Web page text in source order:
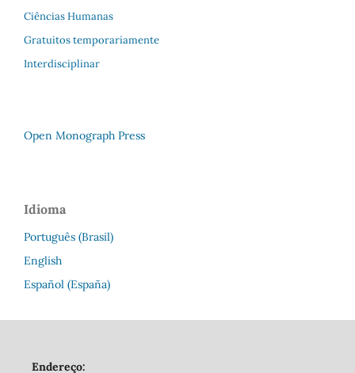
Ciências Humanas
Gratuitos temporariamente
Interdisciplinar
Open Monograph Press
Idioma
Português (Brasil)
English
Español (España)
Endereço: